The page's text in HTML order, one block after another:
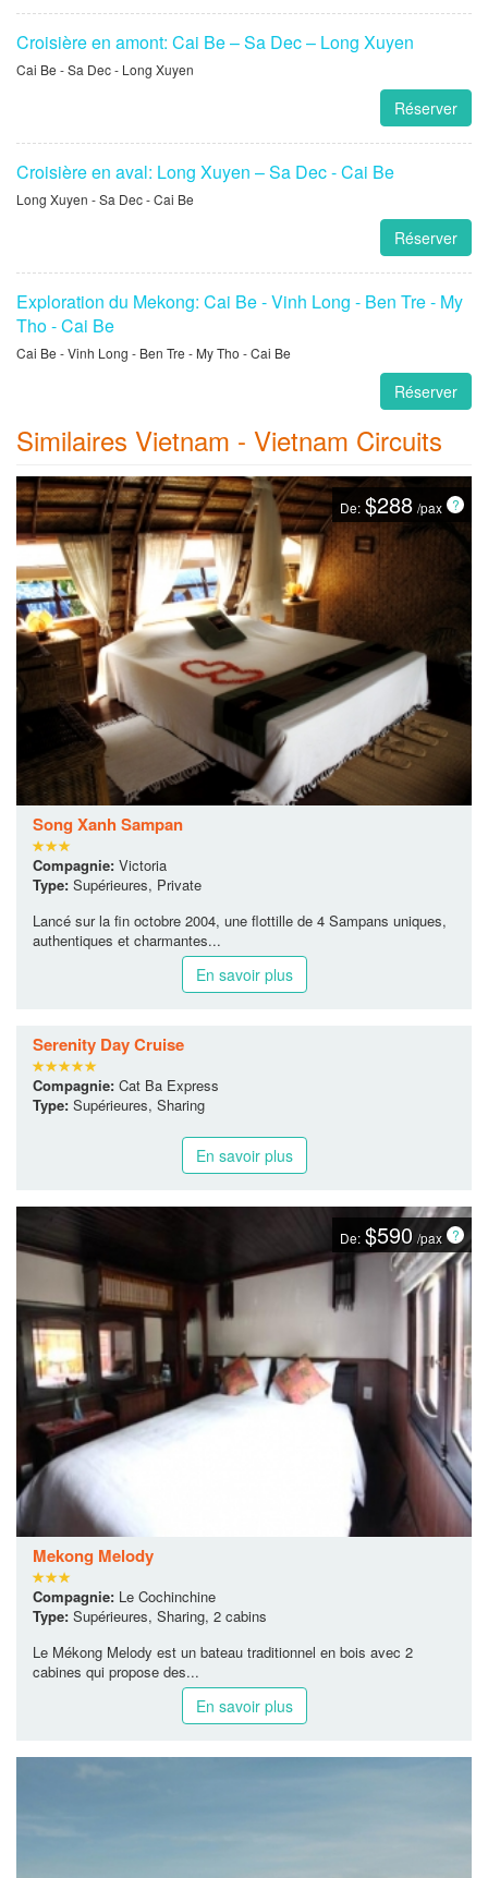
Croisière en amont: Cai Be – Sa Dec – Long Xuyen
Cai Be - Sa Dec - Long Xuyen
Réserver
Croisière en aval: Long Xuyen – Sa Dec - Cai Be
Long Xuyen - Sa Dec - Cai Be
Réserver
Exploration du Mekong: Cai Be - Vinh Long - Ben Tre - My
Tho - Cai Be
Cai Be - Vinh Long - Ben Tre - My Tho - Cai Be
Réserver
Similaires Vietnam - Vietnam Circuits
De: $288 /pax
Song Xanh Sampan
Compagnie: Victoria
Type: Supérieures, Private
Lancé sur la fin octobre 2004, une flottille de 4 Sampans uniques,
authentiques et charmantes...
En savoir plus
Serenity Day Cruise
Compagnie: Cat Ba Express
Type: Supérieures, Sharing
En savoir plus
De: $590 /pax
Mekong Melody
Compagnie: Le Cochinchine
Type: Supérieures, Sharing, 2 cabins
Le Mékong Melody est un bateau traditionnel en bois avec 2
cabines qui propose des...
En savoir plus